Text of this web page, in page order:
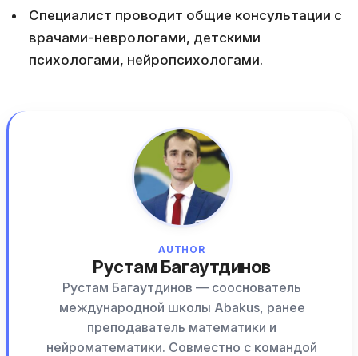
Специалист проводит общие консультации с
врачами-неврологами, детскими
психологами, нейропсихологами.
AUTHOR
Рустам Багаутдинов
Рустам Багаутдинов — сооснователь
международной школы Abakus, ранее
преподаватель математики и
нейроматематики. Совместно с командой